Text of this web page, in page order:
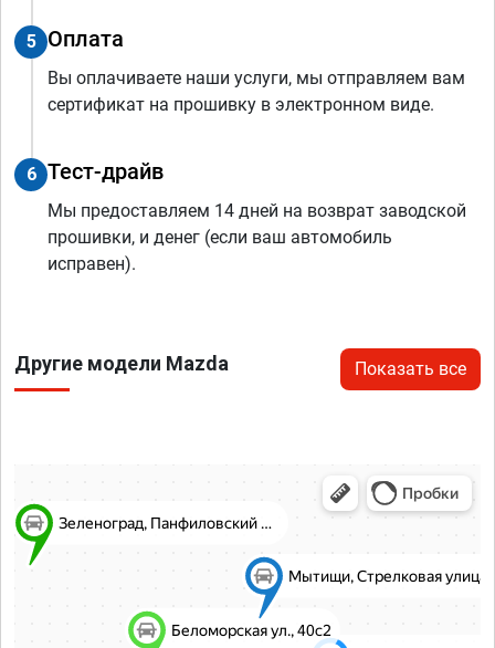
5 Оплата
Вы оплачиваете наши услуги, мы отправляем вам
сертификат на прошивку в электронном виде.
6 Тест-драйв
Мы предоставляем 14 дней на возврат заводской
прошивки, и денег (если ваш автомобиль
исправен).
Другие модели Mazda Показать все